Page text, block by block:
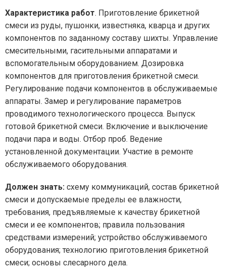
Характеристика работ. Приготовление брикетной
смеси из руды, пушонки, известняка, кварца и других
компонентов по заданному составу шихты. Управление
смесительными, гасительными аппаратами и
вспомогательным оборудованием. Дозировка
компонентов для приготовления брикетной смеси.
Регулирование подачи компонентов в обслуживаемые
аппараты. Замер и регулирование параметров
проводимого технологического процесса. Выпуск
готовой брикетной смеси. Включение и выключение
подачи пара и воды. Отбор проб. Ведение
установленной документации. Участие в ремонте
обслуживаемого оборудования.
Должен знать: схему коммуникаций, состав брикетной
смеси и допускаемые пределы ее влажности,
требования, предъявляемые к качеству брикетной
смеси и ее компонентов; правила пользования
средствами измерений; устройство обслуживаемого
оборудования; технологию приготовления брикетной
смеси; основы слесарного дела.